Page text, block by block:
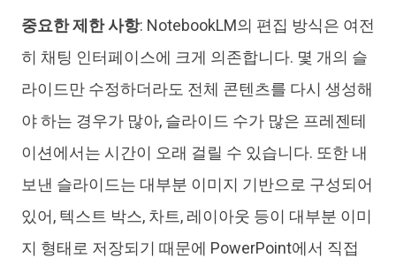
중요한 제한 사항: NotebookLM의 편집 방식은 여전
히 채팅 인터페이스에 크게 의존합니다. 몇 개의 슬
라이드만 수정하더라도 전체 콘텐츠를 다시 생성해
야 하는 경우가 많아, 슬라이드 수가 많은 프레젠테
이션에서는 시간이 오래 걸릴 수 있습니다. 또한 내
보낸 슬라이드는 대부분 이미지 기반으로 구성되어
있어, 텍스트 박스, 차트, 레이아웃 등이 대부분 이미
지 형태로 저장되기 때문에 PowerPoint에서 직접